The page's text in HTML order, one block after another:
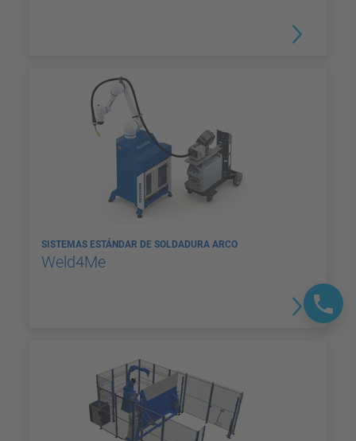
SISTEMAS ESTÁNDAR DE SOLDADURA ARCO
Weld4Me